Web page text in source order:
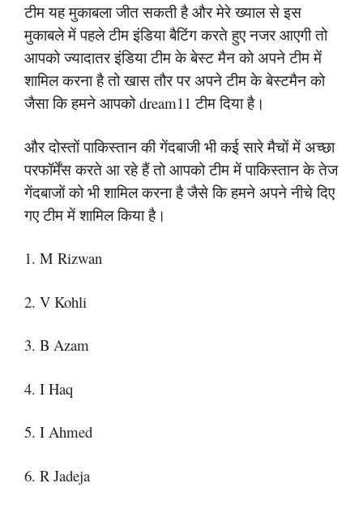
टीम यह मुकाबला जीत सकती है और मेरे ख्याल से इस
मुकाबले में पहले टीम इंडिया बैटिंग करते हुए नजर आएगी तो
आपको ज्यादातर इंडिया टीम के बेस्ट मैन को अपने टीम में
शामिल करना है तो खास तौर पर अपने टीम के बेस्टमैन को
जैसा कि हमने आपको dream11 टीम दिया है।
और दोस्तों पाकिस्तान की गेंदबाजी भी कई सारे मैचों में अच्छा
परफॉर्मेंस करते आ रहे हैं तो आपको टीम में पाकिस्तान के तेज
गेंदबाजों को भी शामिल करना है जैसे कि हमने अपने नीचे दिए
गए टीम में शामिल किया है।
1. M Rizwan
2. V Kohli
3. B Azam
4. I Haq
5. I Ahmed
6. R Jadeja